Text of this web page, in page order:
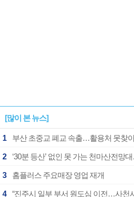
[많이 본 뉴스]
1 부산 초중교 폐교 속출…활용처 못찾
2 ‘30분 등산’ 없인 못 가는 천마산전망
3 홈플러스 주요매장 영업 재개
4 “진주시 일부 부서 원도심 이전…사천